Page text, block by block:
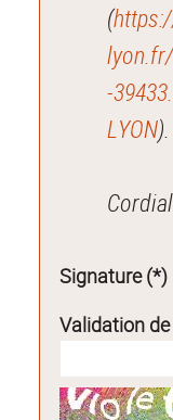
(
-
LYON).
Signature (*)
Validation